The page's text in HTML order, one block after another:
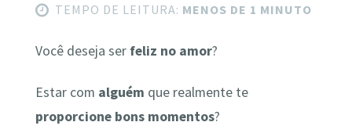
TEMPO DE LEITURA: MENOS DE 1 MINUTO
Você deseja ser feliz no amor?
Estar com alguém que realmente te
proporcione bons momentos?